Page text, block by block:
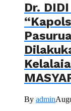
Dr.
By admin